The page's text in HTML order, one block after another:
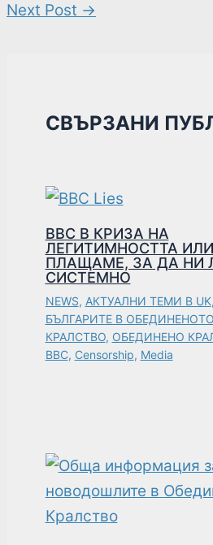
Next Post →
СВЪРЗАНИ
BBC В КРИЗА НА
ЛЕГИТИМНОСТТА
ПЛАЩАМЕ, ЗА ДА НИ
СИСТЕМНО
NEWS, АКТУАЛНИ ТЕМИ В UK,
БЪЛГАРИТЕ В ОБЕДИНЕНОТО
КРАЛСТВО, ОБЕДИНЕНО
BBC, Censorship, Media